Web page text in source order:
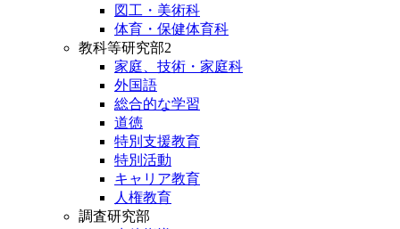
図工・美術科
体育・保健体育科
教科等研究部2
家庭、技術・家庭科
外国語
総合的な学習
道徳
特別支援教育
特別活動
キャリア教育
人権教育
調査研究部